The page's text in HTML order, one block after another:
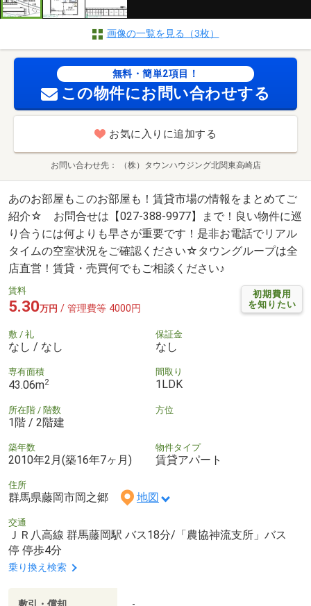
画像の一覧を見る（3枚）
無料・簡単2項目！
この物件にお問い合わせする
お気に入りに追加する
お問い合わせ先 （株）タウンハウジング北関東高崎店
あのお部屋もこのお部屋も！賃貸市場の情報をまとめてご
紹介☆ お問合せは【027-388-9977】まで！良い物件に巡
り合うには何よりも早さが重要です！是非お電話でリアル
タイムの空室状況をご確認ください☆タウングループは全
店直営！賃貸・売買何でもご相談ください♪
初期費用
を知りたい
賃料
5.30万円 / 管理費等 4000円
敷 / 礼
なし / なし
保証金
なし
専有面積
43.06m2
間取り
1LDK
所在階 / 階数
1階 / 2階建
方位
築年数
2010年2月(築16年7ヶ月)
物件タイプ
賃貸アパート
住所
群馬県藤岡市岡之郷 地図
交通
ＪＲ八高線 群馬藤岡駅 バス18分/「農協神流支所」バス
停 停歩4分
乗り換え検索